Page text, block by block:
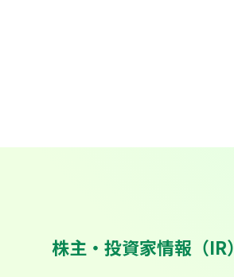
株主・投資家情報（IR）